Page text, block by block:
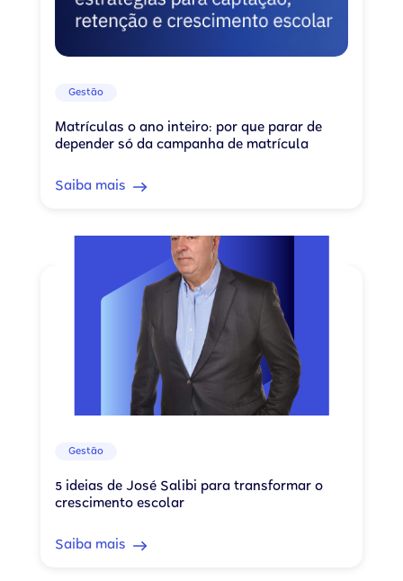
Gestão
Matrículas o ano inteiro: por que parar de
depender só da campanha de matrícula
Saiba mais
Gestão
5 ideias de José Salibi para transformar o
crescimento escolar
Saiba mais